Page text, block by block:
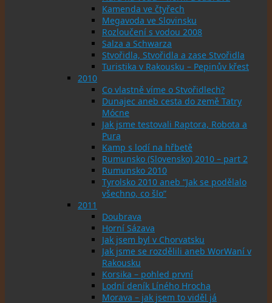
Kamenda ve čtyřech
Megavoda ve Slovinsku
Rozloučení s vodou 2008
Salza a Schwarza
Stvořidla, Stvořidla a zase Stvořidla
Turistika v Rakousku – Pepinův křest
2010
Co vlastně víme o Stvořidlech?
Dunajec aneb cesta do země Tatry
Mócne
Jak jsme testovali Raptora, Robota a
Pura
Kamp s lodí na hřbetě
Rumunsko (Slovensko) 2010 – part 2
Rumunsko 2010
Tyrolsko 2010 aneb “Jak se podělalo
všechno, co šlo”
2011
Doubrava
Horní Sázava
Jak jsem byl v Chorvatsku
Jak jsme se rozdělili aneb WorWaní v
Rakousku
Korsika – pohled první
Lodní deník Líného Hrocha
Morava – jak jsem to viděl já